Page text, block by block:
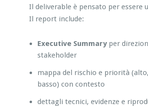
Il deliverable è pensato per essere
Il report include:
Executive Summaryper
stakeholder
mappa del rischio e priorità
basso) con contesto
dettagli tecnici, evidenze e